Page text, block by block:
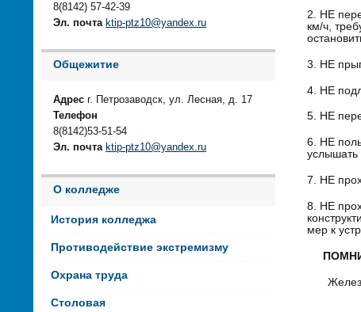
8(8142) 57-42-39
Эл. почта ktip-ptz10@yandex.ru
Общежитие
Адрес г. Петрозаводск, ул. Лесная, д. 17
Телефон
8(8142)53-51-54
Эл. почта ktip-ptz10@yandex.ru
О колледже
История колледжа
Противодействие экстремизму
Охрана труда
Столовая
2. НЕ
км/ч,
3. НЕ
4. НЕ
5. НЕ
6. НЕ
услышать
7. НЕ
8. НЕ
мер к